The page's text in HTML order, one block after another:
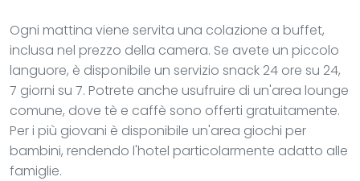
Ogni mattina viene servita una colazione a buffet,
inclusa nel prezzo della camera. Se avete un piccolo
languore, è disponibile un servizio snack 24 ore su 24,
7 giorni su 7. Potrete anche usufruire di un'area lounge
comune, dove tè e caffè sono offerti gratuitamente.
Per i più giovani è disponibile un'area giochi per
bambini, rendendo l'hotel particolarmente adatto alle
famiglie.